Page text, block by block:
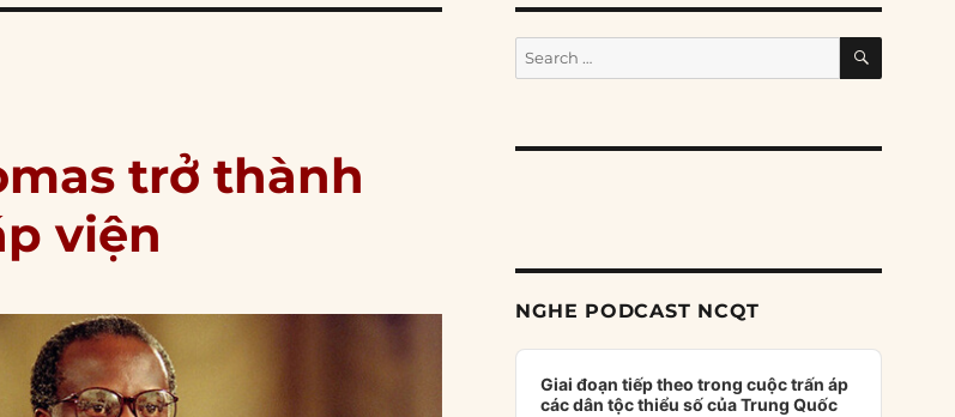
trở thành
viện
Search
for:
SEARCH
NGHE PODCAST NCQT
Audio
Player
Giai đoạn tiếp theo trong cuộc trấn áp
các dân tộc thiểu số của Trung Quốc